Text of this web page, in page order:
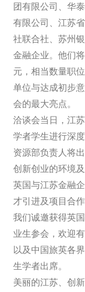
团有限公司、华
有限公司、江苏
社联合社、苏州
金融企业。他们
元，相当数量职
单位与达成初步
会的最大亮点。
洽谈会当日，江
学者学生进行深
资源部负责人将
创新创业的环境
英国与江苏金融
才引进及项目合
我们诚邀获得英
业生参会，欢迎
以及中国旅英各
生学者出席。
美丽的江苏、创